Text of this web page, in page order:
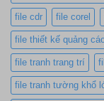
file cdr file corel
file thiết kế quảng
file tranh trang trí
file tranh tường khổ